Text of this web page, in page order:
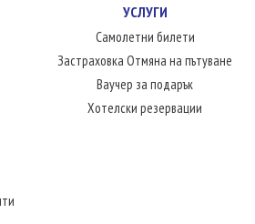
УСЛУГИ
Самолетни билети
Застраховка Отмяна на пътуване
Ваучер за подарък
Хотелски резервации